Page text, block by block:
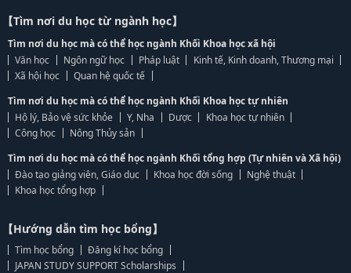
【Tìm nơi du học từ ngành học】
Tìm nơi du học mà có thể học ngành Khối Khoa học xã hội
Văn học
Ngôn ngữ học Pháp luật
Kinh tế, Kinh doanh, Thương mại
Xã hội học
Quan hệ quốc tế
Tìm nơi du học mà có thể học ngành Khối Khoa học tự nhiên
Hộ lý, Bảo vệ sức khỏe
Y, Nha Dược
Khoa học tự nhiên
Công học
Nông Thủy sản
Tìm nơi du học mà có thể học ngành Khối tổng hợp (Tự nhiên và Xã hội)
Đào tạo giảng viên, Giáo dục
Khoa học đời sống
Nghệ thuật
Khoa học tổng hợp
【Hướng dẫn tìm học bổng】
Tìm học bổng
Đăng kí học bổng
JAPAN STUDY SUPPORT Scholarships